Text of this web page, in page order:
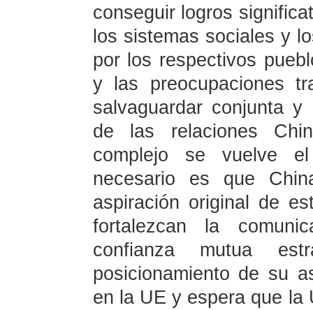
conseguir logros
los sistemas sociales y
por los respectivos
y las preocupaciones
salvaguardar conjunta
de las relaciones
complejo se vuelve el
necesario es que
aspiración original de
fortalezcan la
confianza mutua
posicionamiento de su
en la UE y espera que la